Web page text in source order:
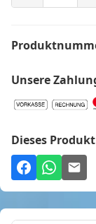
Unsere
Dieses